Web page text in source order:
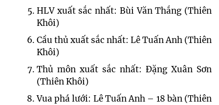
HLV xuất sắc nhất: Bùi Văn Thắng (Thiên
Khôi)
Cầu thủ xuất sắc nhất: Lê Tuấn Anh (Thiên
Khôi)
Thủ môn xuất sắc nhất: Đặng Xuân Sơn
(Thiên Khôi)
Vua phá lưới: Lê Tuấn Anh – 18 bàn (Thiên